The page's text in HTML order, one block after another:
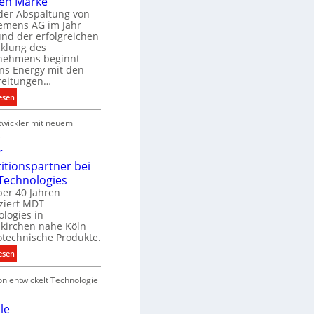
ek
Abspaltung von
AG im Jahr
der erfolgreichen
des
beginnt
Energy mit den
:
S
i
e
n
s
E
n
e
r
g
y
w
mit neuem
bei
40 Jahren
MDT
in
nahe Köln
Produkte.
:
N
e
entwickelt Technologie